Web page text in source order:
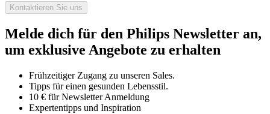
Kontaktieren Sie uns
Melde dich für den Philips Newsletter an,
um exklusive Angebote zu erhalten
Frühzeitiger Zugang zu unseren Sales.
Tipps für einen gesunden Lebensstil.
10 € für Newsletter Anmeldung
Expertentipps und Inspiration